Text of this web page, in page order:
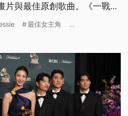
片與最佳原創歌曲。《一戰再
最佳女主角 ...